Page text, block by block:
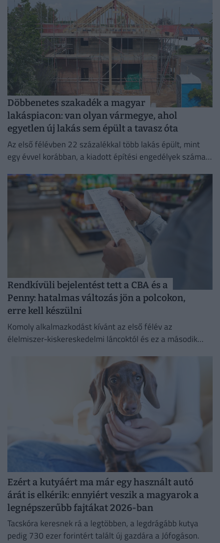
Döbbenetes szakadék a magyar
lakáspiacon: van olyan vármegye, ahol
egyetlen új lakás sem épült a tavasz óta
Az első félévben 22 százalékkal több lakás épült, mint
egy évvel korábban, a kiadott építési engedélyek száma
Rendkívüli bejelentést tett a CBA és a
Penny: hatalmas változás jön a polcokon,
erre kell készülni
Komoly alkalmazkodást kívánt az első félév az
élelmiszer-kiskereskedelmi láncoktól és ez a második
Ezért a kutyáért ma már egy használt autó
árát is elkérik: ennyiért veszik a magyarok a
legnépszerűbb fajtákat 2026-ban
Tacskóra keresnek rá a legtöbben, a legdrágább kutya
pedig 730 ezer forintért talált új gazdára a Jófogáson.